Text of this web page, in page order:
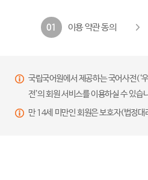
01 이용 약관 동의
국립국어원에서 제공하는 국어사전(‘
전’의 회원 서비스를 이용하실 수 있습
만 14세 미만인 회원은 보호자(법정